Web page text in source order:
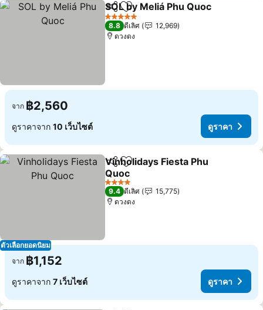
แชร์ เพิ่มในรายการโปรด
SOL by Meliá Phu Quoc
5 ดาว
8.8 ดีเลิศ
12,969
ดวงดง
จาก ฿2,560
ดูราคาจาก 10 เว็บไซต์ ดูราคา
ตัวเลือกยอดนิยม
แชร์ เพิ่มในรายการโปรด
Vinholidays Fiesta Phu
Quoc
4 ดาว
9.4 ดีเลิศ
15,775
ดวงดง
จาก ฿1,152
ดูราคาจาก 7 เว็บไซต์ ดูราคา